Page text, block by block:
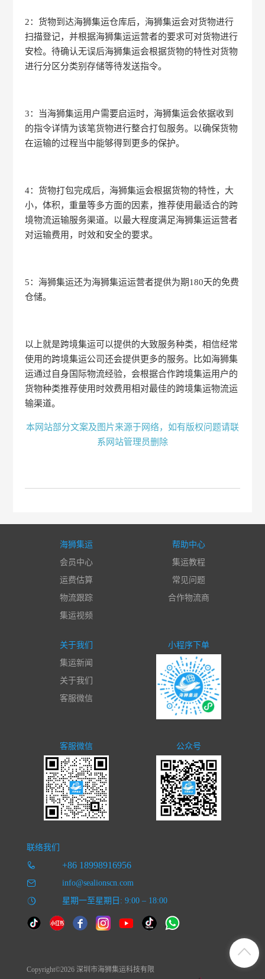
2：货物到达海狮集运仓库后，海狮集运会对货物进行
扫描登记，并根据海狮集运运营者的要求可对货物进行
安检。待确认无误后海狮集运会根据货物的特性对货物
进行分区分类别存储等待发送指令。
3：当海狮集运用户需要启运时，海狮集运会依据收到
的指令详情为该笔货物进行整合打包服务。以确保货物
在运输的过程当中能够得到更多的保护。
4：货物打包完成后，海狮集运会根据货物的特性，大
小，体积，重量等多方面的因素，推荐使用最适合的跨
境物流运输服务渠道。以最大程度满足海狮集运运营者
对运输费用，时效和安全的要求。
5：海狮集运还为海狮集运运营者提供为期180天的免费
仓储。
以上就是跨境集运可以提供的大致服务种类，相信经常
使用的跨境集运公司还会提供更多的服务。比如海狮集
运通过自身国际物流经验，会根据合作跨境集运用户的
货物种类推荐使用时效费用相对最佳的跨境集运物流运
输渠道。
本网站部分文案及图片来源于网络，如有版权问题请联
系网站管理员删除
海狮集运
会员中心
运费估算
物流跟踪
集运视频
帮助中心
集运教程
常见问题
合作物流商
关于我们
集运新闻
关于我们
客服微信
小程序下单
客服微信 公众号
联络我们
+86 18998916956
info@sealionscn.com
星期一至星期日: 9:00 – 18:00
Copyright©2026 深圳市海狮集运科技有限